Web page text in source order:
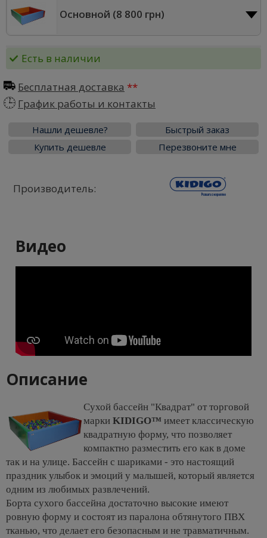
Основной (8 800 грн)
Есть в наличии
Бесплатная доставка
График работы и контакты
Нашли дешевле?
Быстрый заказ
Купить дешевле
Перезвоните мне
Производитель:
Видео
Описание
Сухой бассейн "Квадрат" от торговой
маркиKIDIGO™ имеет классическую
квадратную форму, что позволяет
компактно разместить его как в доме
так и на улице. Бассейн с шариками - это настоящий
праздник улыбок и эмоций у малышей, который является
одним из любимых развлечений.
Борта сухого бассейна достаточно высокие имеют
ровную форму и состоят из паралона обтянутого ПВХ
тканью, что делает его безопасным и не травматичным.